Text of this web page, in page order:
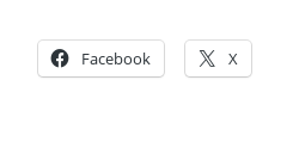
Facebook X